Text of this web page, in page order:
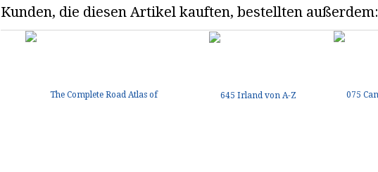
Kunden, die diesen Artikel kauften, bestellten außerdem: